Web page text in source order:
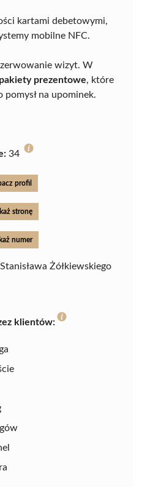
kartami debetowymi,
mobilne NFC.
wizyt. W
pakiety prezentowe, które
na upominek.
34
profil
stronę
numer
Żółkiewskiego
klientów: